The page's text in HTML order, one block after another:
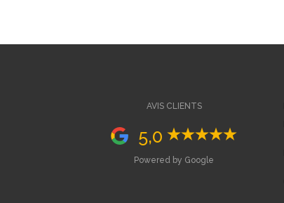
AVIS CLIENTS
5,0
Powered by Google